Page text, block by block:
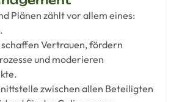
Plänen zählt vor allem eines:
Vertrauen, fördern
und moderieren
zwischen allen Beteiligten